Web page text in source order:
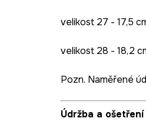
velikost 27 - 17,5
velikost 28 - 18,2
Pozn. Naměřené
Údržba a